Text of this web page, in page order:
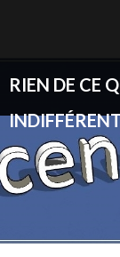
RIEN DE CE